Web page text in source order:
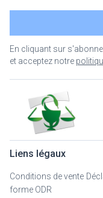
En cliquant sur
et acceptez notre
Liens légaux
Conditions de vente
forme ODR